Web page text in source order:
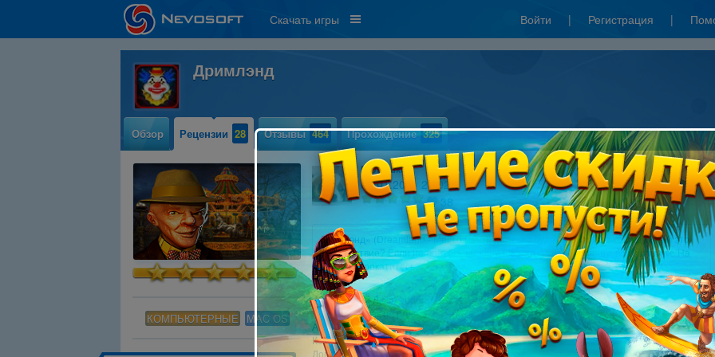
Скачать игры Войти | Регистрация |
Дримлэнд
Обзор Рецензии 28 Отзывы 464 Прохождение 325
КОМПЬЮТЕРНЫЕ MAC OS
Валюшка
05.01.2011 21:02
38
Дримлэнд» (Dreamland - Место мечты), только будет ли настолько радужным это
путешествие? Если не боитесь вы клоунов и темноты То прошу, вас заходите На
качелях прокатитесь.
-"Здравствуй Люси дорогая!
Что стоишь как не родная?
Аль за братцем ты пришла?
Коли так то вот те на,
Договор наш подпиши